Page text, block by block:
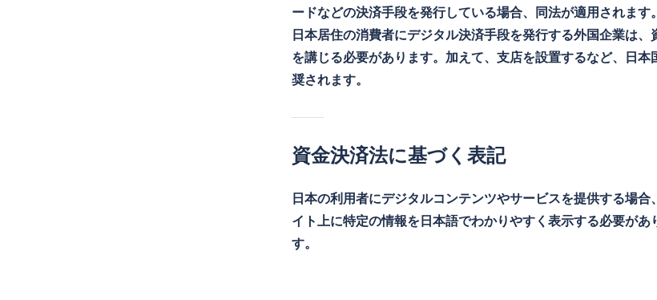
ードなどの決済手段を発行している場合、同法が適用されます。
日本居住の消費者にデジタル決済手段を発行する外国企業は
を講じる必要があります。加えて、支店を設置するなど、日
奨されます。
資金決済法に基づく表記
日本の利用者にデジタルコンテンツやサービスを提供する場
イト上に特定の情報を日本語でわかりやすく表示する必要が
す。